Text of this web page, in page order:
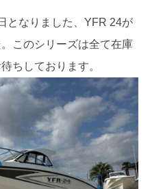
リンク
となりました、YFR 24が
このシリーズは全て在庫
ちしております。